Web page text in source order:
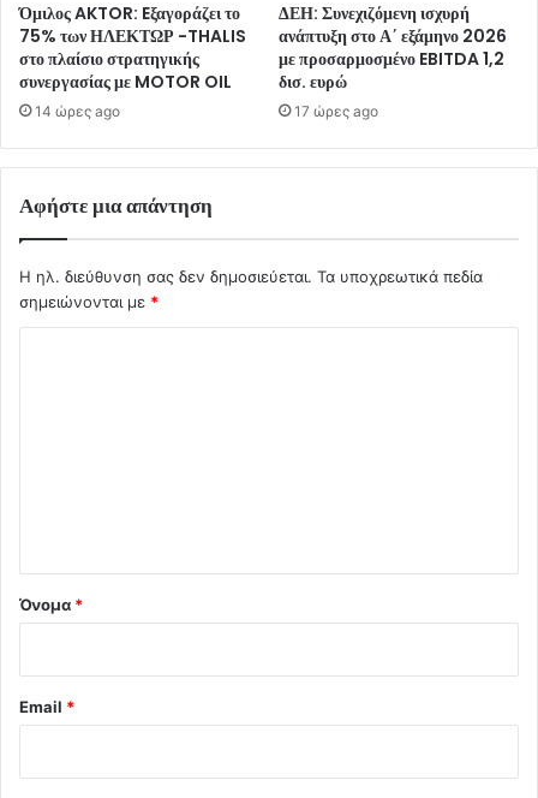
Όμιλος AKTOR: Eξαγοράζει το
75% των ΗΛΕΚΤΩΡ -THALIS
στο πλαίσιο στρατηγικής
συνεργασίας με MOTOR OIL
14 ώρες ago
ΔΕΗ: Συνεχιζόμενη ισχυρή
ανάπτυξη στο Α΄ εξάμηνο 2026
με προσαρμοσμένο EBITDA 1,2
δισ. ευρώ
17 ώρες ago
Αφήστε μια απάντηση
Η ηλ. διεύθυνση σας δεν δημοσιεύεται. Τα υποχρεωτικά πεδία
σημειώνονται με *
Όνομα *
Email *